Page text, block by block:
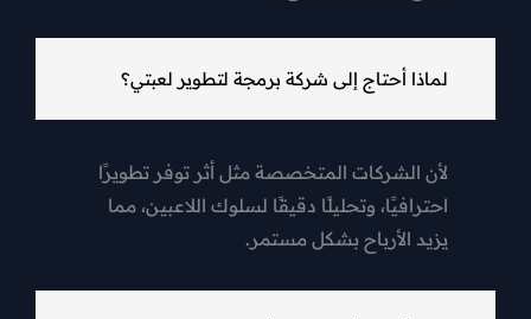
لماذا أحتاج إلى شركة برمجة لتطوير لعبتي؟
لأن الشركات المتخصصة مثل أثر توفر تطويرًا
احترافيًا، وتحليلًا دقيقًا لسلوك اللاعبين، مما
يزيد الأرباح بشكل مستمر.